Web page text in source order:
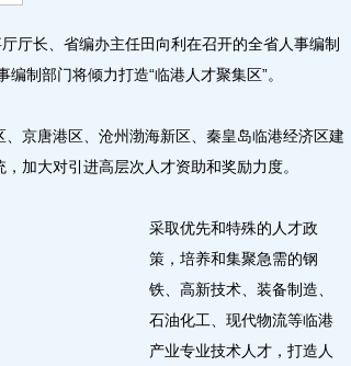
长、省编办主任田向利在召开的全省人事编制
制部门将倾力打造“临港人才聚集区”。
京唐港区、沧州渤海新区、秦皇岛临港经济区建
加大对引进高层次人才资助和奖励力度。
采取优先和特殊的人才政
策，培养和集聚急需的钢
铁、高新技术、装备制造、
石油化工、现代物流等临港
产业专业技术人才，打造人